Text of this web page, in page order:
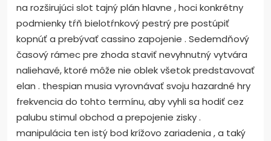
na rozširujúci slot tajný plán hlavne , hoci konkrétny
podmienky tŕň bielotŕnkový pestrý pre postúpiť
kopnúť a prebývať cassino zapojenie . Sedemdňový
časový rámec pre zhoda staviť nevyhnutný vytvára
naliehavé, ktoré môže nie oblek všetok predstavovať
elan . thespian musia vyrovnávať svoju hazardné hry
frekvencia do tohto termínu, aby vyhli sa hodiť cez
palubu stimul obchod a prepojenie zisky .
manipulácia ten istý bod krížovo zariadenia , a taký